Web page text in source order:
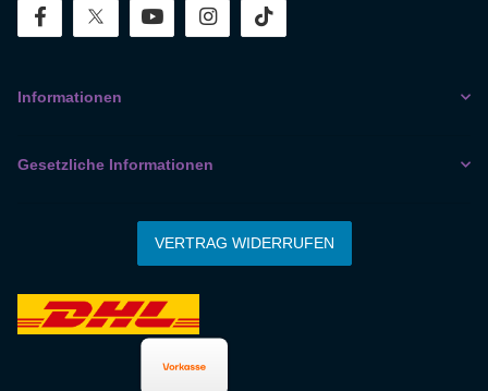
facebooktwitter youtube instagram
Informationen
Gesetzliche Informationen
VERTRAG WIDERRUFEN